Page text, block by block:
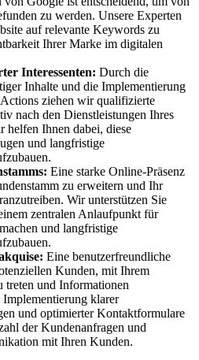
zu werden. Unsere Experten
auf relevante Keywords zu
Ihrer Marke im digitalen
Interessenten: Durch die
Inhalte und die Implementierung
ziehen wir qualifizierte
nach den Dienstleistungen Ihres
helfen Ihnen dabei, diese
und langfristige
Eine starke Online-Präsenz
zu erweitern und Ihr
Wir unterstützen Sie
zentralen Anlaufpunkt für
und langfristige
Eine benutzerfreundliche
Kunden, mit Ihrem
und Informationen
klarer
und optimierter Kontaktformulare
der Kundenanfragen und
mit Ihren Kunden.